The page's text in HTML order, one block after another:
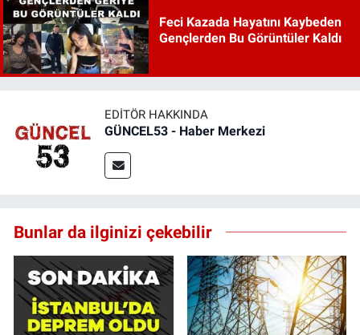
Feci Kazada Hayatını Kaybeden
Gençlerden Bu Görüntüler Kaldı
EDITÖR HAKKINDA
GÜNCEL53 - Haber Merkezi
Bunlar da ilginizi çekebilir